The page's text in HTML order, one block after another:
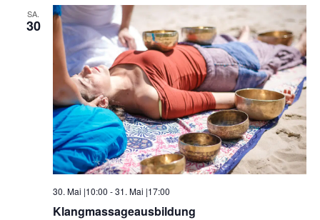
SA.
30
Klangmassageausbildung
30. Mai |10:00 -31. Mai |17:00